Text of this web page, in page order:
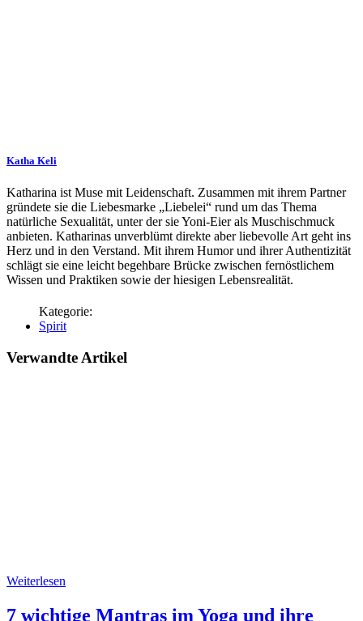
Katha Keli
Katharina ist Muse mit Leidenschaft. Zusammen mit ihrem Partner
gründete sie die Liebesmarke „Liebelei“ rund um das Thema
natürliche Sexualität, unter der sie Yoni-Eier als Muschischmuck
anbieten. Katharinas unverblümt direkte aber liebevolle Art geht ins
Herz und in den Verstand. Mit ihrem Humor und ihrer Authentizität
schlägt sie eine leicht begehbare Brücke zwischen fernöstlichem
Wissen und Praktiken sowie der hiesigen Lebensrealität.
Spirit
Verwandte Artikel
Weiterlesen
7 wichtige Mantras im Yoga und ihre